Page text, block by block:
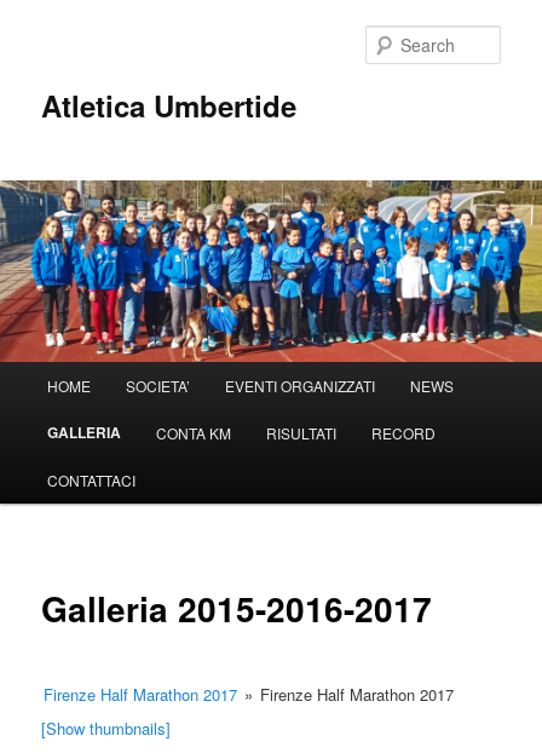
Atletica Umbertide
Skip
to
primary
HOME SOCIETA’ EVENTI ORGANIZZATI NEWS
GALLERIA CONTA KM RISULTATI RECORD
CONTATTACI
Galleria 2015-2016-2017
Firenze Half Marathon 2017 » Firenze Half Marathon 2017
[Show thumbnails]